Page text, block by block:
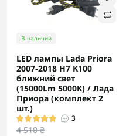
В наличии
LED лампы Lada Priora
2007-2018 H7 K100
ближний свет
(15000Lm 5000K) / Лада
Приора (комплект 2
шт.)
3
4 510 ₴